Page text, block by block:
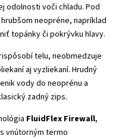
odolnosti voči chladu. Pod
neopréne, napríklad
topánky či pokrývku hlavy.
telu, neobmedzuje
aj vyzliekaní. Hrudný
vody do neoprénu a
zadný zips.
FluidFlex Firewall,
vnútorným termo